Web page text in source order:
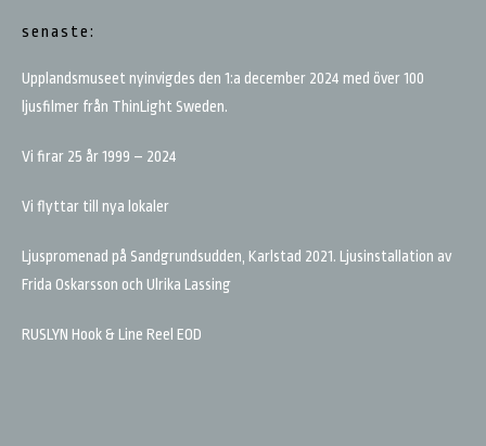
senaste:
Upplandsmuseet nyinvigdes den 1:a december 2024 med över 100
ljusfilmer från ThinLight Sweden.
Vi firar 25 år 1999 – 2024
Vi flyttar till nya lokaler
Ljuspromenad på Sandgrundsudden, Karlstad 2021. Ljusinstallation av
Frida Oskarsson och Ulrika Lassing
RUSLYN Hook & Line Reel EOD